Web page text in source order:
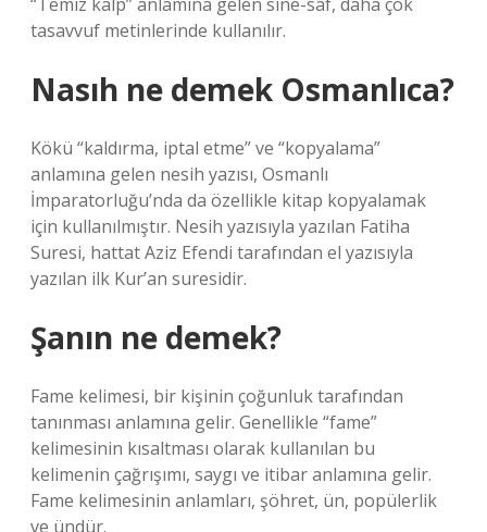
tasavvuf metinlerinde kullanılır.
Nasıh ne demek Osmanlıca?
Kökü “kaldırma, iptal etme” ve “kopyalama”
anlamına gelen nesih yazısı, Osmanlı
İmparatorluğu’nda da özellikle kitap kopyalamak
için kullanılmıştır. Nesih yazısıyla yazılan Fatiha
Suresi, hattat Aziz Efendi tarafından el yazısıyla
yazılan ilk Kur’an suresidir.
Şanın ne demek?
Fame kelimesi, bir kişinin çoğunluk tarafından
tanınması anlamına gelir. Genellikle “fame”
kelimesinin kısaltması olarak kullanılan bu
kelimenin çağrışımı, saygı ve itibar anlamına gelir.
Fame kelimesinin anlamları, şöhret, ün, popülerlik
ve ündür.